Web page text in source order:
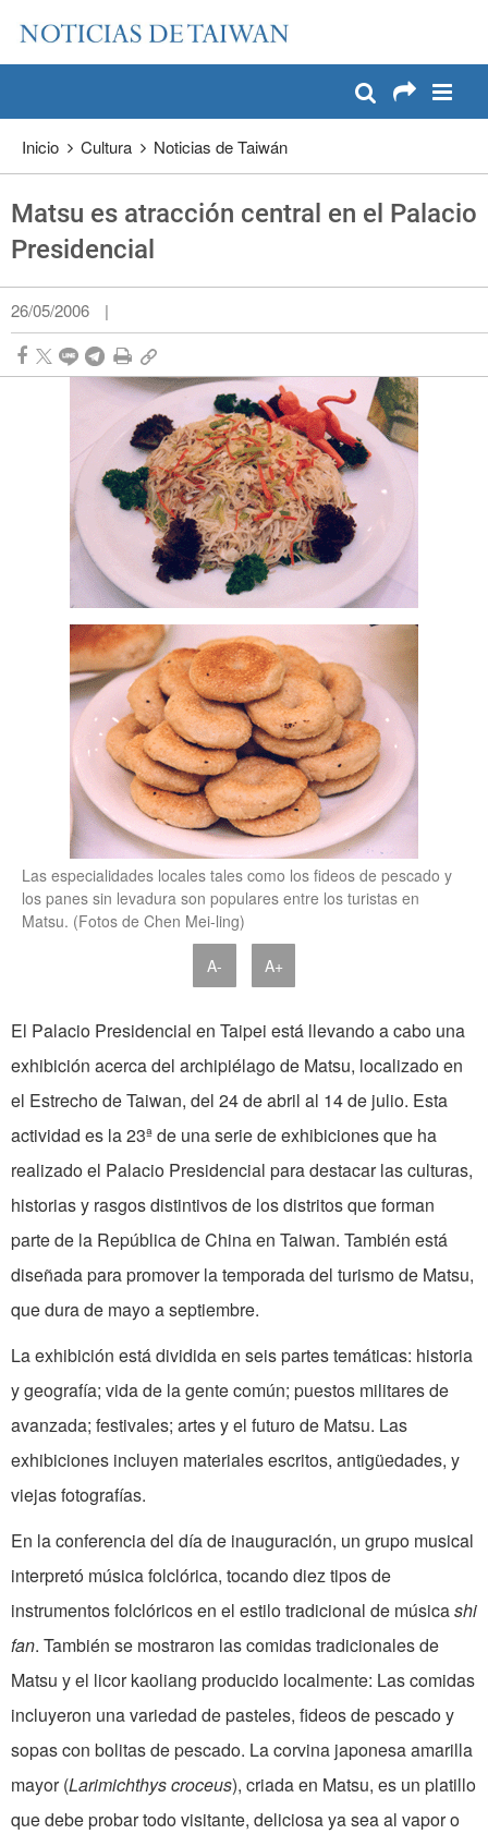
Pase a contenido principal
Inicio Cultura Noticias de Taiwán
Matsu es atracción central en el Palacio
Presidencial
26/05/2006 |
Las especialidades locales tales como los fideos de pescado y
los panes sin levadura son populares entre los turistas en
Matsu. (Fotos de Chen Mei-ling)
A- A+
El Palacio Presidencial en Taipei está llevando a cabo una
exhibición acerca del archipiélago de Matsu, localizado en
el Estrecho de Taiwan, del 24 de abril al 14 de julio. Esta
actividad es la 23ª de una serie de exhibiciones que ha
realizado el Palacio Presidencial para destacar las culturas,
historias y rasgos distintivos de los distritos que forman
parte de la República de China en Taiwan. También está
diseñada para promover la temporada del turismo de Matsu,
que dura de mayo a septiembre.
La exhibición está dividida en seis partes temáticas: historia
y geografía; vida de la gente común; puestos militares de
avanzada; festivales; artes y el futuro de Matsu. Las
exhibiciones incluyen materiales escritos, antigüedades, y
viejas fotografías.
En la conferencia del día de inauguración, un grupo musical
interpretó música folclórica, tocando diez tipos de
instrumentos folclóricos en el estilo tradicional de músicashi
fan. También se mostraron las comidas tradicionales de
Matsu y el licor kaoliang producido localmente: Las comidas
incluyeron una variedad de pasteles, fideos de pescado y
sopas con bolitas de pescado. La corvina japonesa amarilla
mayor (Larimichthys croceus), criada en Matsu, es un platillo
que debe probar todo visitante, deliciosa ya sea al vapor o